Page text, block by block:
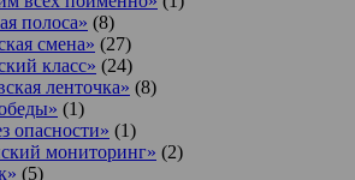
полоса» (8)
смена» (27)
класс» (24)
ленточка» (8)
(1)
опасности» (1)
мониторинг» (2)
(5)